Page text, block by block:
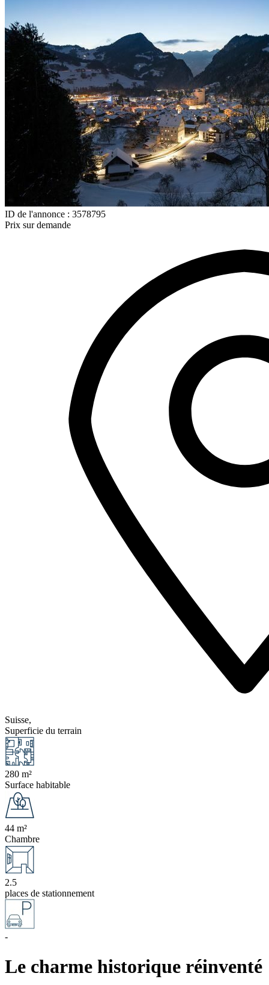
ID de l'annonce : 3578795
Prix sur demande
Suisse,
Superficie du terrain
280 m²
Surface habitable
44 m²
Chambre
2.5
places de stationnement
-
Le charme historique réinventé